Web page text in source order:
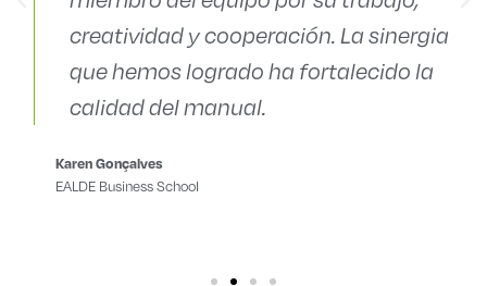
creatividad y cooperación. La sinergia
que hemos logrado ha fortalecido la
calidad del manual.
Karen Gonçalves
EALDE Business School